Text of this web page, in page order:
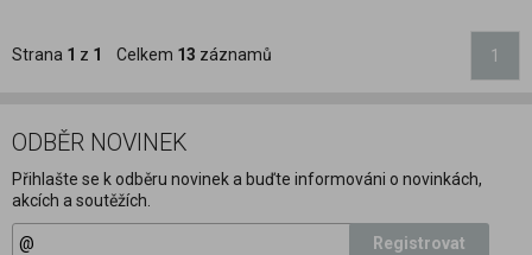
Strana 1 z 1 Celkem 13 záznamů 1
ODBĚR NOVINEK
Přihlašte se k odběru novinek a buďte informováni o novinkách,
akcích a soutěžích.
Registrovat